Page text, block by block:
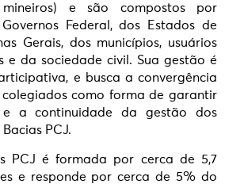
e são compostos por
Federal, dos Estados de
Gerais, dos municípios, usuários
e da sociedade civil. Sua gestão é
e busca a convergência
colegiados como forma de garantir
e a continuidade da gestão dos
PCJ.
PCJ é formada por cerca de 5,7
e responde por cerca de 5% do